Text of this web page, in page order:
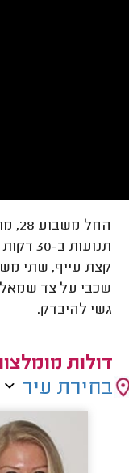
קצת עייף, שתי
שכבי על צד שמאל
גשי להיבדק.
דולות
בחירת עיר